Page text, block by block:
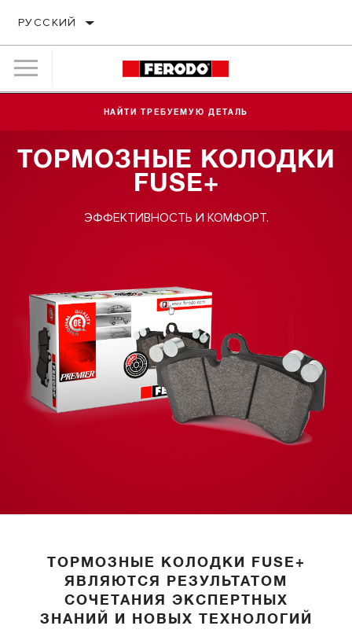
РУССКИЙ
НАЙТИ ТРЕБУЕМУЮ ДЕТАЛЬ
ТОРМОЗНЫЕ КОЛОДКИ
FUSE+
ЭФФЕКТИВНОСТЬ И КОМФОРТ.
ТОРМОЗНЫЕ КОЛОДКИ FUSE+
ЯВЛЯЮТСЯ РЕЗУЛЬТАТОМ
СОЧЕТАНИЯ ЭКСПЕРТНЫХ
ЗНАНИЙ И НОВЫХ ТЕХНОЛОГИЙ